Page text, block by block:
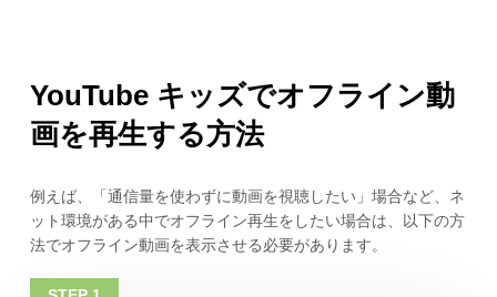
YouTube キッズでオフライン動
画を再生する方法
例えば、「通信量を使わずに動画を視聴したい」場合など、ネ
ット環境がある中でオフライン再生をしたい場合は、以下の方
法でオフライン動画を表示させる必要があります。